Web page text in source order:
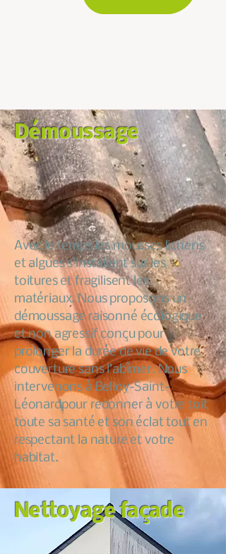
Démoussage
Avec le temps les mousses lichens
et algues s’installent sur les
toitures et fragilisent les
matériaux. Nous proposons un
démoussage raisonné écologique
et non agressif conçu pour
prolonger la durée de vie de votre
couverture sans l’abîmer. Nous
intervenons à Belloy-Saint-
Léonardpour redonner à votre toit
toute sa santé et son éclat tout en
respectant la nature et votre
habitat.
Nettoyage façade